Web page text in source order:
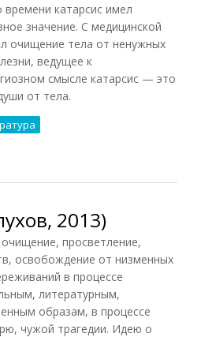
времени катарсис имел
значение. С медицинской
очищение тела от ненужных
ведущее к
смысле катарсис — это
от тела.
2013)
просветление,
освобождение от низменных
в процессе
литературным,
образам, в процессе
чужой трагедии. Идею о